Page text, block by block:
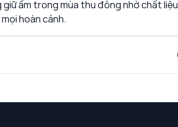
ấm trong mùa thu đông nhờ chất liệu
hoàn cảnh.